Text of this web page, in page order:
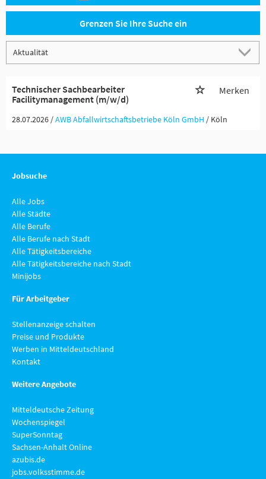
Grenzen Sie Ihre Suche ein
Technischer Sachbearbeiter
Facilitymanagement (m/w/d)
Merken
28.07.2026 /AWB Abfallwirtschaftsbetriebe Köln GmbH / Köln
Jobsuche
Alle Jobs
Alle Städte
Alle Berufe
Alle Berufe nach Stadt
Alle Tätigkeitsbereiche
Alle Tätigkeitsbereiche nach Stadt
Minijobs
Für Arbeitgeber
Stellenanzeige schalten
Preise und Produkte
Werben in Mitteldeutschland
Kontakt
Weitere Angebote
Mitteldeutsche Zeitung
Wochenspiegel
SuperSonntag
Sachsen-Anhalt Online
azubis.de
jobs.volksstimme.de